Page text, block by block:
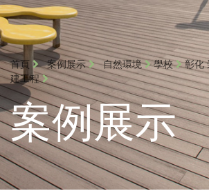
首頁 案例展示 自然環境 學校
彰化
建工程
案例展示